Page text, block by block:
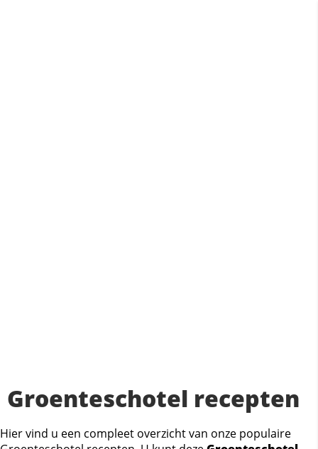
Groenteschotel recepten
Hier vind u een compleet overzicht van onze populaire